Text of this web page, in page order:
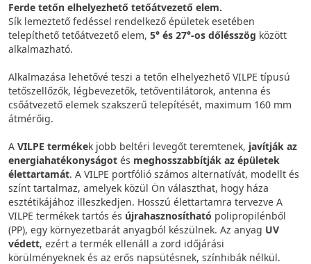
Ferde tetőn elhelyezhető tetőátvezető elem.
Sík lemeztető fedéssel rendelkező épületek esetében
telepíthető tetőátvezető elem, 5° és 27°-os dőlésszög között
alkalmazható.
Alkalmazása lehetővé teszi a tetőn elhelyezhető VILPE típusú
tetőszellőzők, légbevezetők, tetőventilátorok, antenna és
csőátvezető elemek szakszerű telepítését, maximum 160 mm
átmérőig.
A VILPE termékek jobb beltéri levegőt teremtenek, javítják az
energiahatékonyságot és meghosszabbítják az épületek
élettartamát. A VILPE portfólió számos alternatívát, modellt és
színt tartalmaz, amelyek közül Ön választhat, hogy háza
esztétikájához illeszkedjen. Hosszú élettartamra tervezve A
VILPE termékek tartós és újrahasznosítható polipropilénből
(PP), egy környezetbarát anyagból készülnek. Az anyag UV
védett, ezért a termék ellenáll a zord időjárási
körülményeknek és az erős napsütésnek, színhibák nélkül.